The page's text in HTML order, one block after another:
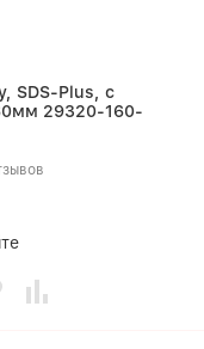
SDS-Plus, с
29320-160-